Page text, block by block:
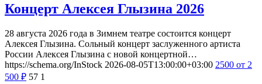
Концерт Алексея Глызина 2026
28 августа 2026 года в Зимнем театре состоится концерт
Алексея Глызина. Сольный концерт заслуженного артиста
России Алексея Глызина с новой концертной…
https://schema.org/InStock 2026-08-05T13:00:00+03:00 2500 от 2
500 ₽ 57 1